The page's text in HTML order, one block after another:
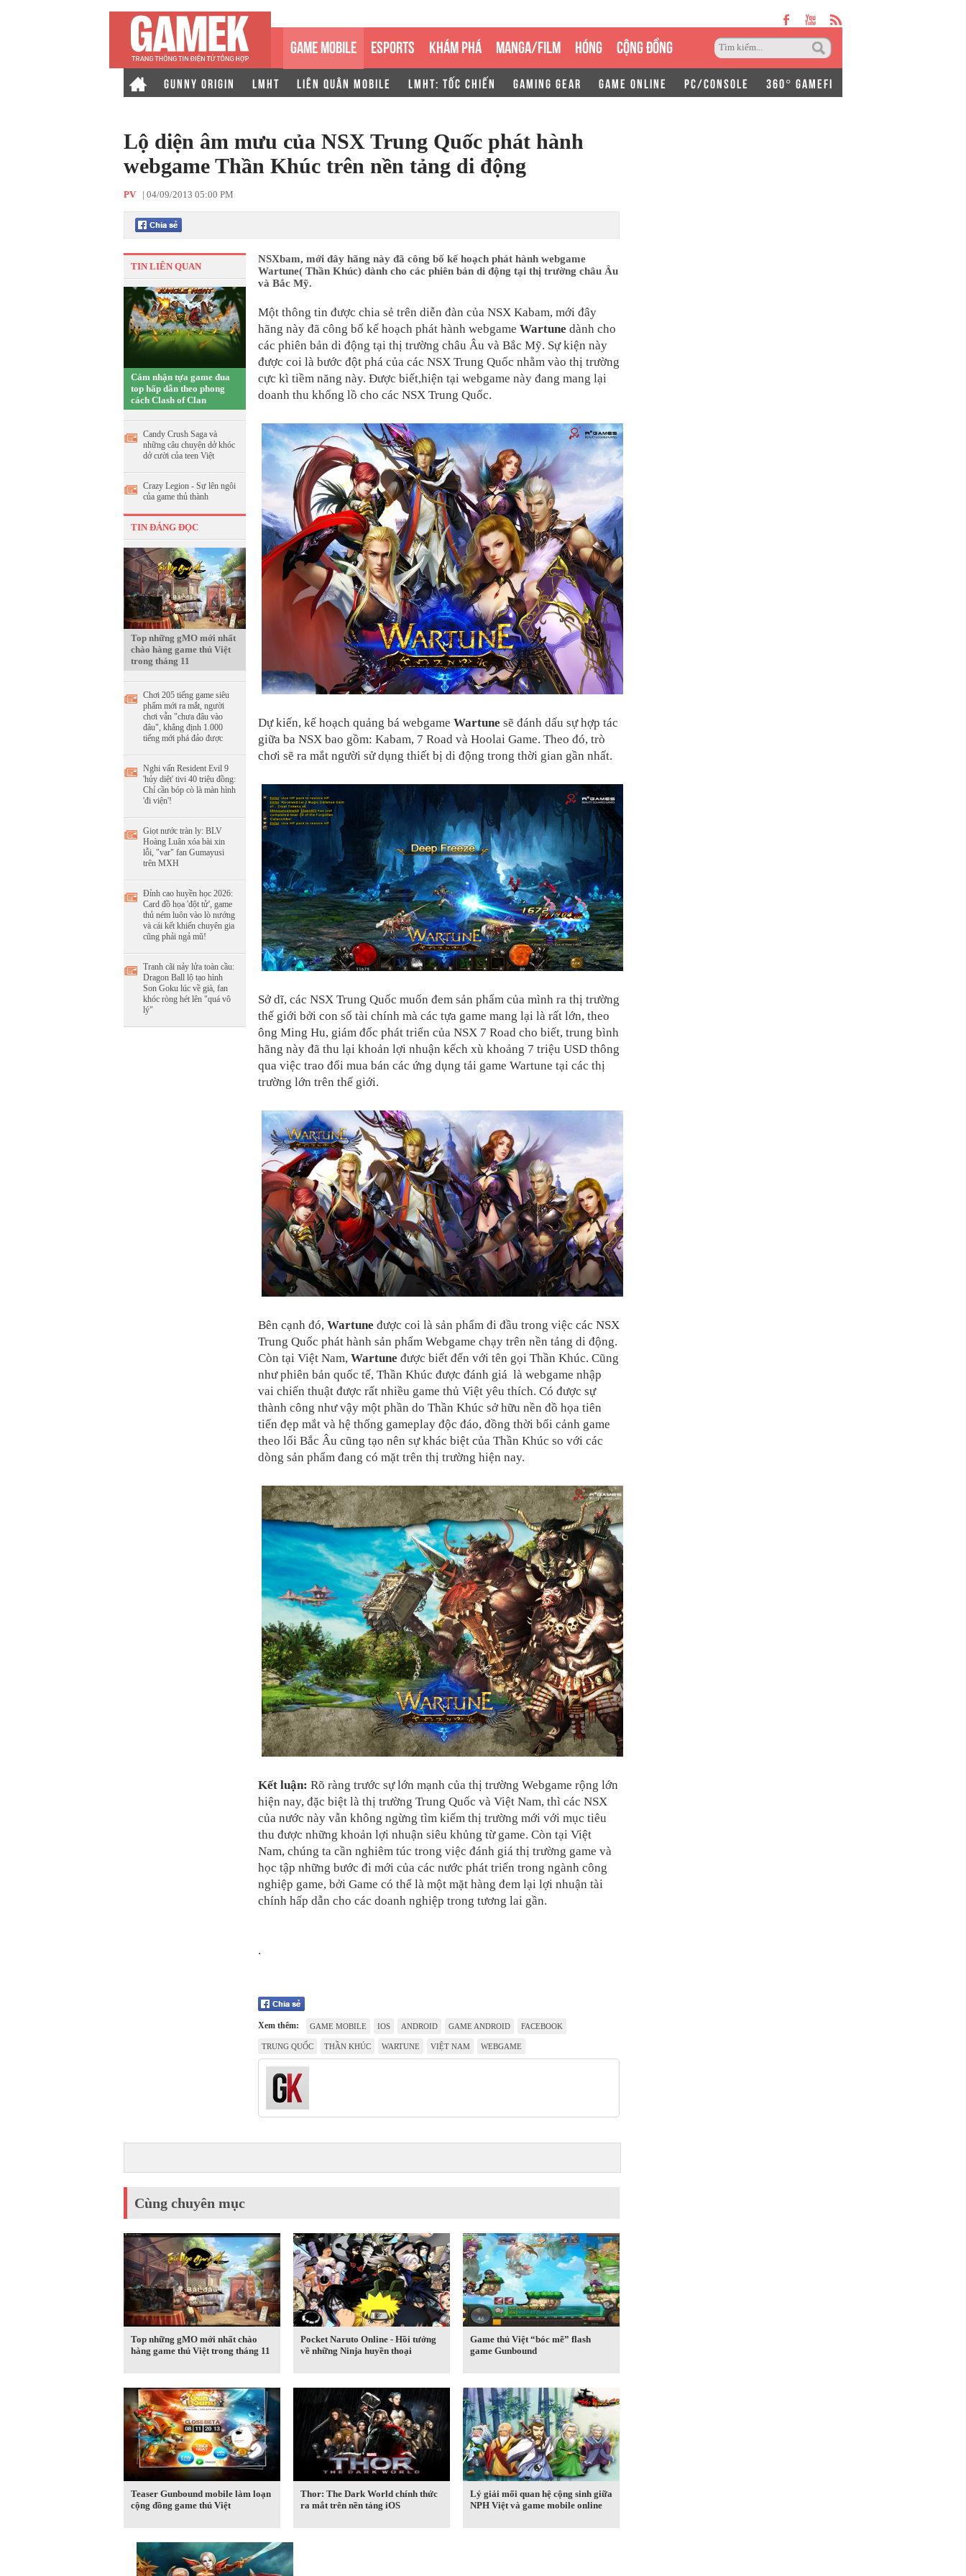
GAME MOBILE ESPORTS KHÁM PHÁ MANGA/FILM HÓNG CỘNG ĐỒNG
GUNNY ORIGIN LMHT LIÊN QUÂN MOBILE LMHT: TỐC CHIẾN GAMING GEAR GAME ONLINE PC/CONSOLE 360° GAMEFI
Lộ diện âm mưu của NSX Trung Quốc phát hành
webgame Thần Khúc trên nền tảng di động
PV | 04/09/2013 05:00 PM
TIN LIÊN QUAN
Cảm nhận tựa game đua
top hấp dẫn theo phong
cách Clash of Clan
Candy Crush Saga và
những câu chuyện dở khóc
dở cười của teen Việt
Crazy Legion - Sự lên ngôi
của game thủ thành
TIN ĐÁNG ĐỌC
Top những gMO mới nhất
chào hàng game thủ Việt
trong tháng 11
Chơi 205 tiếng game siêu
phẩm mới ra mắt, người
chơi vẫn "chưa đâu vào
đâu", khẳng định 1.000
tiếng mới phá đảo được
Nghi vấn Resident Evil 9
'hủy diệt' tivi 40 triệu đồng:
Chỉ cần bóp cò là màn hình
'đi viện'!
Giọt nước tràn ly: BLV
Hoàng Luân xóa bài xin
lỗi, "var" fan Gumayusi
trên MXH
Đỉnh cao huyền học 2026:
Card đồ họa 'đột tử', game
thủ ném luôn vào lò nướng
và cái kết khiến chuyên gia
cũng phải ngả mũ!
Tranh cãi nảy lửa toàn cầu:
Dragon Ball lộ tạo hình
Son Goku lúc về già, fan
khóc ròng hét lên "quá vô
lý"
NSXbam, mới đây hãng này đã công bố kế hoạch phát hành webgame
Wartune( Thần Khúc) dành cho các phiên bản di động tại thị trường châu Âu
và Bắc Mỹ.
Một thông tin được chia sẻ trên diễn đàn của NSX Kabam, mới đây
hãng này đã công bố kế hoạch phát hành webgame Wartune dành cho
các phiên bản di động tại thị trường châu Âu và Bắc Mỹ. Sự kiện này
được coi là bước đột phá của các NSX Trung Quốc nhằm vào thị trường
cực kì tiềm năng này. Được biết,hiện tại webgame này đang mang lại
doanh thu khổng lồ cho các NSX Trung Quốc.
Dự kiến, kế hoạch quảng bá webgame Wartune sẽ đánh dấu sự hợp tác
giữa ba NSX bao gồm: Kabam, 7 Road và Hoolai Game. Theo đó, trò
chơi sẽ ra mắt người sử dụng thiết bị di động trong thời gian gần nhất.
Sở dĩ, các NSX Trung Quốc muốn đem sản phẩm của mình ra thị trường
thế giới bởi con số tài chính mà các tựa game mang lại là rất lớn, theo
ông Ming Hu, giám đốc phát triển của NSX 7 Road cho biết, trung bình
hãng này đã thu lại khoản lợi nhuận kếch xù khoảng 7 triệu USD thông
qua việc trao đổi mua bán các ứng dụng tải game Wartune tại các thị
trường lớn trên thế giới.
Bên cạnh đó, Wartune được coi là sản phẩm đi đầu trong việc các NSX
Trung Quốc phát hành sản phẩm Webgame chạy trên nền tảng di động.
Còn tại Việt Nam, Wartune được biết đến với tên gọi Thần Khúc. Cũng
như phiên bản quốc tế, Thần Khúc được đánh giá là webgame nhập
vai chiến thuật được rất nhiều game thủ Việt yêu thích. Có được sự
thành công như vậy một phần do Thần Khúc sở hữu nền đồ họa tiên
tiến đẹp mắt và hệ thống gameplay độc đáo, đồng thời bối cảnh game
theo lối Bắc Âu cũng tạo nên sự khác biệt của Thần Khúc so với các
dòng sản phẩm đang có mặt trên thị trường hiện nay.
Kết luận: Rõ ràng trước sự lớn mạnh của thị trường Webgame rộng lớn
hiện nay, đặc biệt là thị trường Trung Quốc và Việt Nam, thì các NSX
của nước này vẫn không ngừng tìm kiếm thị trường mới với mục tiêu
thu được những khoản lợi nhuận siêu khủng từ game. Còn tại Việt
Nam, chúng ta cần nghiêm túc trong việc đánh giá thị trường game và
học tập những bước đi mới của các nước phát triển trong ngành công
nghiệp game, bởi Game có thể là một mặt hàng đem lại lợi nhuận tài
chính hấp dẫn cho các doanh nghiệp trong tương lai gần.
.
Xem thêm: GAME MOBILE IOS ANDROID GAME ANDROID FACEBOOK
TRUNG QUỐC THẦN KHÚC WARTUNE VIỆT NAM WEBGAME
Cùng chuyên mục
Top những gMO mới nhất chào
hàng game thủ Việt trong tháng 11
Pocket Naruto Online - Hồi tưởng
về những Ninja huyền thoại
Game thủ Việt “bóc mẽ” flash
game Gunbound
Teaser Gunbound mobile làm loạn
cộng đồng game thủ Việt
Thor: The Dark World chính thức
ra mắt trên nền tảng iOS
Lý giải mối quan hệ cộng sinh giữa
NPH Việt và game mobile online